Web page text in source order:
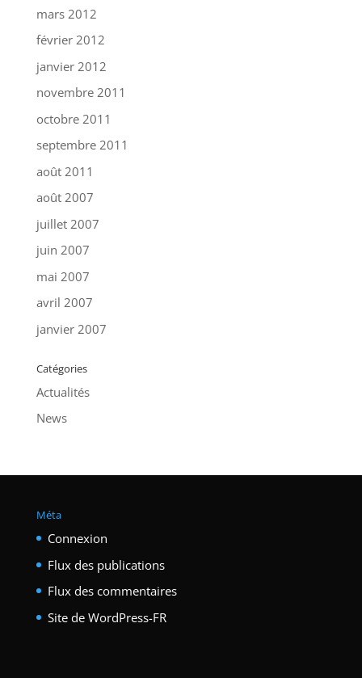
mars 2012
février 2012
janvier 2012
novembre 2011
octobre 2011
septembre 2011
août 2011
août 2007
juillet 2007
juin 2007
mai 2007
avril 2007
janvier 2007
Catégories
Actualités
News
Méta
Connexion
Flux des publications
Flux des commentaires
Site de WordPress-FR